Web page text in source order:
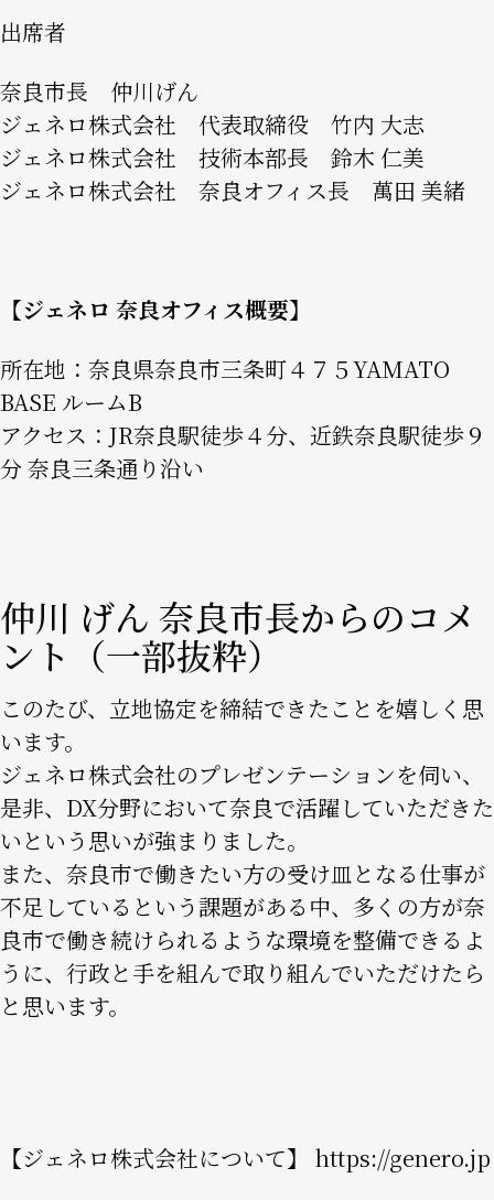
出席者
奈良市長 仲川げん
ジェネロ株式会社 代表取締役 竹内 大志
ジェネロ株式会社 技術本部長 鈴木 仁美
ジェネロ株式会社 奈良オフィス長 萬田 美緒
【ジェネロ 奈良オフィス概要】
所在地：奈良県奈良市三条町４７５YAMATO
BASE ルームB
アクセス：JR奈良駅徒歩４分、近鉄奈良駅徒歩９
分 奈良三条通り沿い
仲川 げん 奈良市長からのコメ
ント（一部抜粋）
このたび、立地協定を締結できたことを嬉しく思
います。
ジェネロ株式会社のプレゼンテーションを伺い、
是非、DX分野において奈良で活躍していただきた
いという思いが強まりました。
また、奈良市で働きたい方の受け皿となる仕事が
不足しているという課題がある中、多くの方が奈
良市で働き続けられるような環境を整備できるよ
うに、行政と手を組んで取り組んでいただけたら
と思います。
【ジェネロ株式会社について】 https://genero.jp